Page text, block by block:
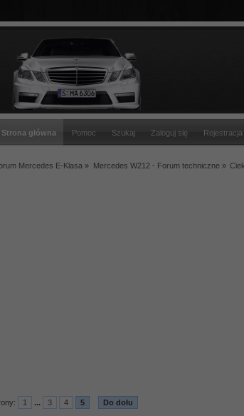
Strona główna Pomoc Szukaj Zaloguj się Rejestracja
Mercedes E-Klasa » Mercedes W212 - Forum techniczne»
1 ... 3 4 5 Do dołu